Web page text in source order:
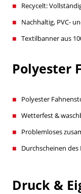
Recycelt:
Nachhaltig, PVC-
Textilbanner aus
Polyester
Polyester
Wetterfest &
Problemloses
Durchscheinen
Druck &